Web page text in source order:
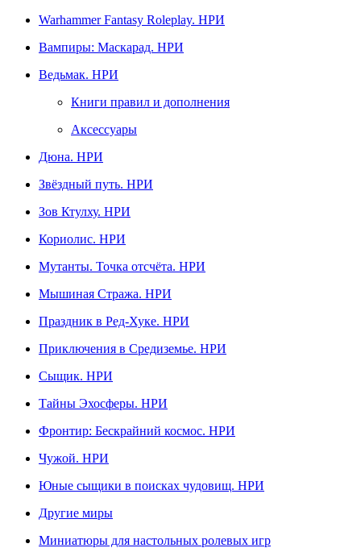
Warhammer Fantasy Roleplay. НРИ
Вампиры: Маскарад. НРИ
Ведьмак. НРИ
Книги правил и дополнения
Аксессуары
Дюна. НРИ
Звёздный путь. НРИ
Зов Ктулху. НРИ
Кориолис. НРИ
Мутанты. Точка отсчёта. НРИ
Мышиная Стража. НРИ
Праздник в Ред-Хуке. НРИ
Приключения в Средиземье. НРИ
Сыщик. НРИ
Тайны Эхосферы. НРИ
Фронтир: Бескрайний космос. НРИ
Чужой. НРИ
Юные сыщики в поисках чудовищ. НРИ
Другие миры
Миниатюры для настольных ролевых игр